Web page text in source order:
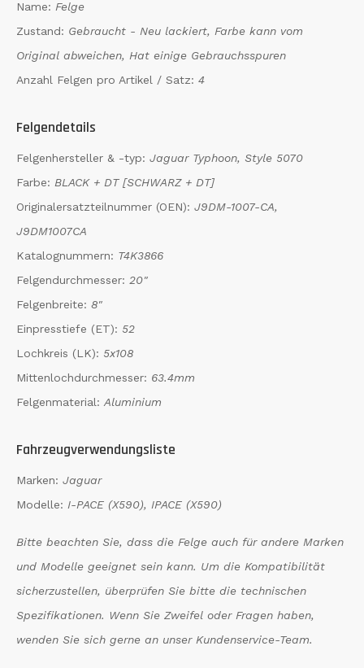
Name: Felge
Zustand: Gebraucht - Neu lackiert, Farbe kann vom
Original abweichen, Hat einige Gebrauchsspuren
Anzahl Felgen pro Artikel / Satz: 4
Felgendetails
Felgenhersteller & -typ: Jaguar Typhoon, Style 5070
Farbe: BLACK + DT [SCHWARZ + DT]
Originalersatzteilnummer (OEN): J9DM-1007-CA,
J9DM1007CA
Katalognummern: T4K3866
Felgendurchmesser: 20"
Felgenbreite: 8"
Einpresstiefe (ET): 52
Lochkreis (LK): 5x108
Mittenlochdurchmesser: 63.4mm
Felgenmaterial: Aluminium
Fahrzeugverwendungsliste
Marken: Jaguar
Modelle: I-PACE (X590), IPACE (X590)
Bitte beachten Sie, dass die Felge auch für andere Marken
und Modelle geeignet sein kann. Um die Kompatibilität
sicherzustellen, überprüfen Sie bitte die technischen
Spezifikationen. Wenn Sie Zweifel oder Fragen haben,
wenden Sie sich gerne an unser Kundenservice-Team.